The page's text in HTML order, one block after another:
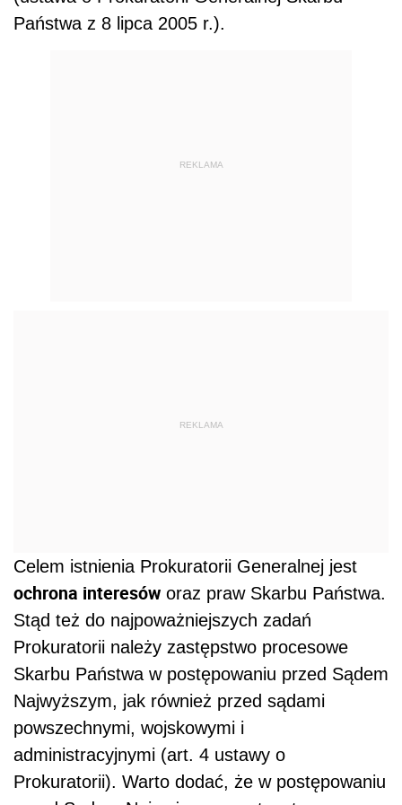
Państwa z 8 lipca 2005 r.).
REKLAMA
REKLAMA
Celem istnienia Prokuratorii Generalnej jest
ochrona interesów oraz praw Skarbu Państwa.
Stąd też do najpoważniejszych zadań
Prokuratorii należy zastępstwo procesowe
Skarbu Państwa w postępowaniu przed Sądem
Najwyższym, jak również przed sądami
powszechnymi, wojskowymi i
administracyjnymi (art. 4 ustawy o
Prokuratorii). Warto dodać, że w postępowaniu